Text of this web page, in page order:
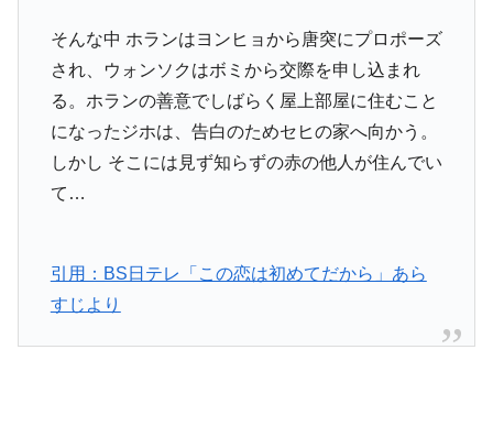
そんな中 ホランはヨンヒョから唐突にプロポーズ
され、ウォンソクはボミから交際を申し込まれ
る。ホランの善意でしばらく屋上部屋に住むこと
になったジホは、告白のためセヒの家へ向かう。
しかし そこには見ず知らずの赤の他人が住んでい
て…
引用：BS日テレ「この恋は初めてだから」あら
すじより